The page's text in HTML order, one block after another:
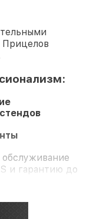
Прицелов
и гарантию до